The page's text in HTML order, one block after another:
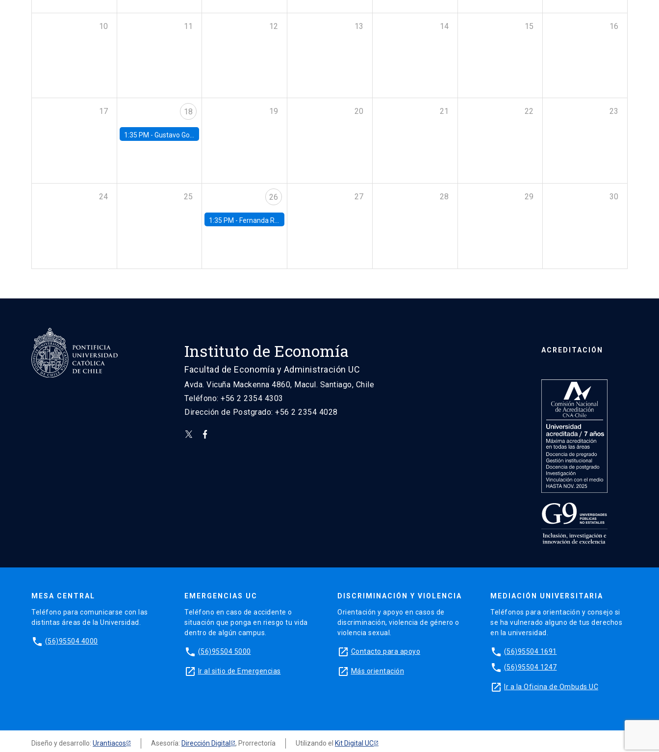
10 11 12 13 14 15 16
17 18
1:35 PM - Gustavo González, Banco Central de Chile
19 20 21 22 23
24 25 26
1:35 PM - Fernanda Rojas Ampuero, University of Wisconsin-Madison
27 28 29 30
Instituto de Economía
Facultad de Economía y Administración UC
Avda. Vicuña Mackenna 4860, Macul. Santiago, Chile
Teléfono: +56 2 2354 4303
Dirección de Postgrado: +56 2 2354 4028
ACREDITACIÓN
MESA CENTRAL
Teléfono para comunicarse con las
distintas áreas de la Universidad.
phone (56)95504 4000
EMERGENCIAS UC
Teléfono en caso de accidente o
situación que ponga en riesgo tu vida
dentro de algún campus.
phone (56)95504 5000
launch Ir al sitio de Emergencias
DISCRIMINACIÓN Y VIOLENCIA
Orientación y apoyo en casos de
discriminación, violencia de género o
violencia sexual.
launch Contacto para apoyo
launch Más orientación
MEDIACIÓN UNIVERSITARIA
Teléfonos para orientación y consejo si
se ha vulnerado alguno de tus derechos
en la universidad.
phone (56)95504 1691
phone (56)95504 1247
launch Ir a la Oficina de Ombuds UC
Diseño y desarrollo: Urantiacos Asesoría: Dirección Digital , Prorrectoría Utilizando el Kit Digital UC